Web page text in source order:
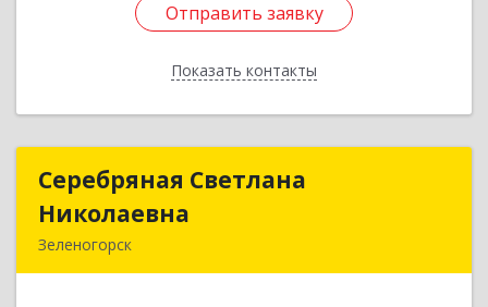
Отправить заявку
Показать контакты
Отправить заявку
Назад
Серебряная Светлана
Николаевна
Зеленогорск
Серебряная Светлана